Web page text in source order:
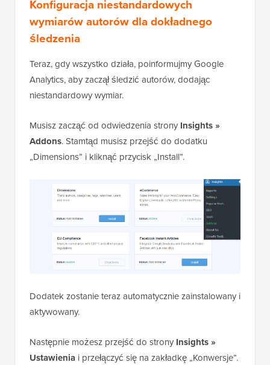
Konfiguracja niestandardowych
wymiarów autorów dla dokładnego
śledzenia
Teraz, gdy wszystko działa, poinformujmy Google
Analytics, aby zaczął śledzić autorów, dodając
niestandardowy wymiar.
Musisz zacząć od odwiedzenia strony Insights »
Addons. Stamtąd musisz przejść do dodatku
„Dimensions” i kliknąć przycisk „Install”.
Dodatek zostanie teraz automatycznie zainstalowany i
aktywowany.
Następnie możesz przejść do strony Insights »
Ustawienia i przełączyć się na zakładkę „Konwersje”.